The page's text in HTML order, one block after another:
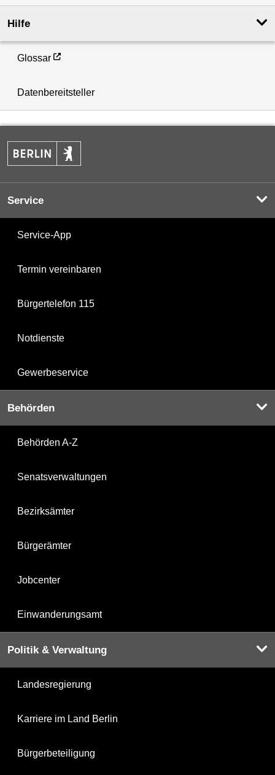
Hilfe
Glossar
Datenbereitsteller
Service
Service-App
Termin vereinbaren
Bürgertelefon 115
Notdienste
Gewerbeservice
Behörden
Behörden A-Z
Senatsverwaltungen
Bezirksämter
Bürgerämter
Jobcenter
Einwanderungsamt
Politik & Verwaltung
Landesregierung
Karriere im Land Berlin
Bürgerbeteiligung